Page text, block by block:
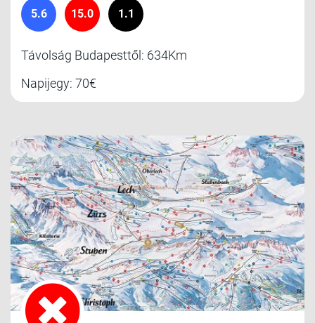
5.6 15.0 1.1
Távolság Budapesttől: 634Km
Napijegy: 70€